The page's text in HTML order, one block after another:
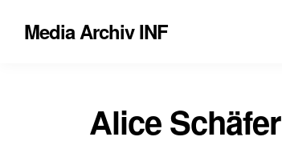
Media Archiv INF
Alice Schäfer